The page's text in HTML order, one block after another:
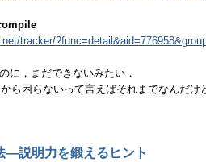
tracker/
に，まだできないみたい．
ら困らないって言えばそれまでなんだけ
―説明力を鍛えるヒント